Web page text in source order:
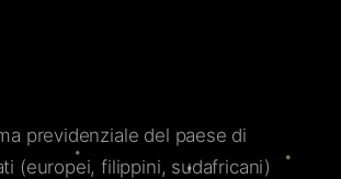
previdenziale del paese di
(europei, filippini, sudafricani)